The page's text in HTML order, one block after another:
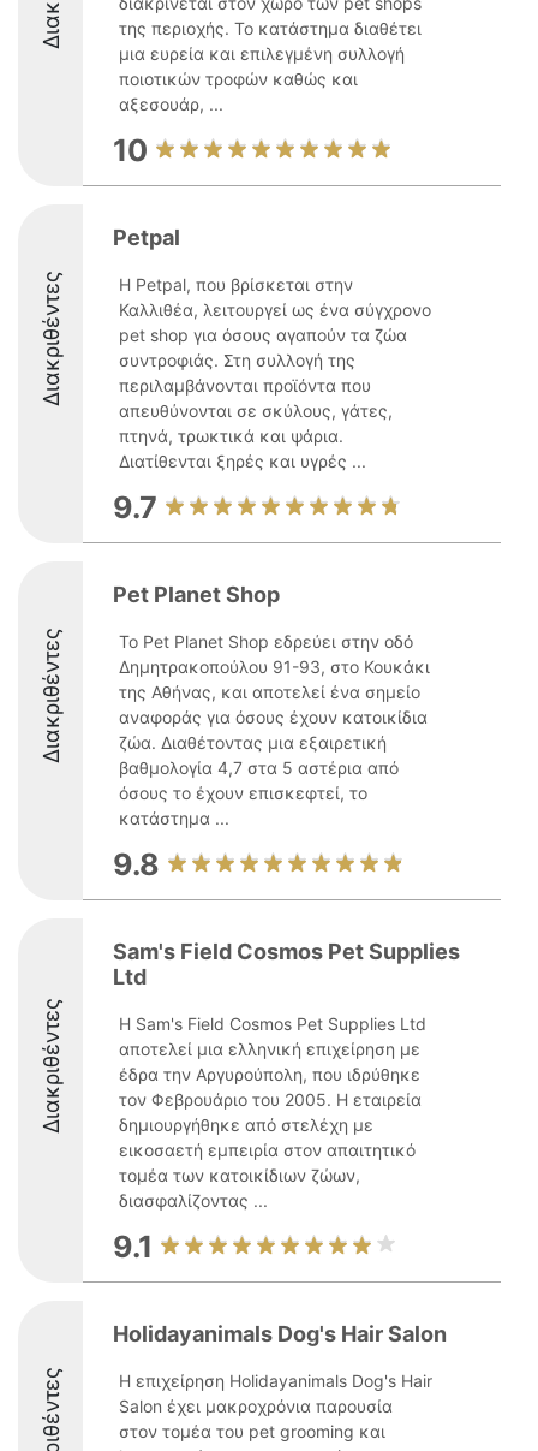
της περιοχής. Το κατάστημα διαθέτει
μια ευρεία και επιλεγμένη συλλογή
ποιοτικών τροφών καθώς και
αξεσουάρ, ...
10
Διακριθέντες
Petpal
Η Petpal, που βρίσκεται στην
Καλλιθέα, λειτουργεί ως ένα σύγχρονο
pet shop για όσους αγαπούν τα ζώα
συντροφιάς. Στη συλλογή της
περιλαμβάνονται προϊόντα που
απευθύνονται σε σκύλους, γάτες,
πτηνά, τρωκτικά και ψάρια.
Διατίθενται ξηρές και υγρές ...
9.7
Διακριθέντες
Pet Planet Shop
Το Pet Planet Shop εδρεύει στην οδό
Δημητρακοπούλου 91-93, στο Κουκάκι
της Αθήνας, και αποτελεί ένα σημείο
αναφοράς για όσους έχουν κατοικίδια
ζώα. Διαθέτοντας μια εξαιρετική
βαθμολογία 4,7 στα 5 αστέρια από
όσους το έχουν επισκεφτεί, το
κατάστημα ...
9.8
Διακριθέντες
Sam's Field Cosmos Pet Supplies
Ltd
Η Sam's Field Cosmos Pet Supplies Ltd
αποτελεί μια ελληνική επιχείρηση με
έδρα την Αργυρούπολη, που ιδρύθηκε
τον Φεβρουάριο του 2005. Η εταιρεία
δημιουργήθηκε από στελέχη με
εικοσαετή εμπειρία στον απαιτητικό
τομέα των κατοικίδιων ζώων,
διασφαλίζοντας ...
9.1
Holidayanimals Dog's Hair Salon
Η επιχείρηση Holidayanimals Dog's Hair
Salon έχει μακροχρόνια παρουσία
στον τομέα του pet grooming και